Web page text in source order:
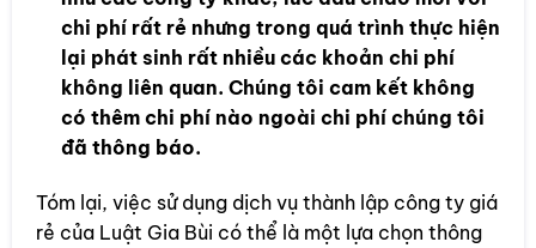
chi phí rất rẻ nhưng trong quá trình thực hiện
lại phát sinh rất nhiều các khoản chi phí
không liên quan. Chúng tôi cam kết không
có thêm chi phí nào ngoài chi phí chúng tôi
đã thông báo.
Tóm lại, việc sử dụng dịch vụ thành lập công ty giá
rẻ của Luật Gia Bùi có thể là một lựa chọn thông